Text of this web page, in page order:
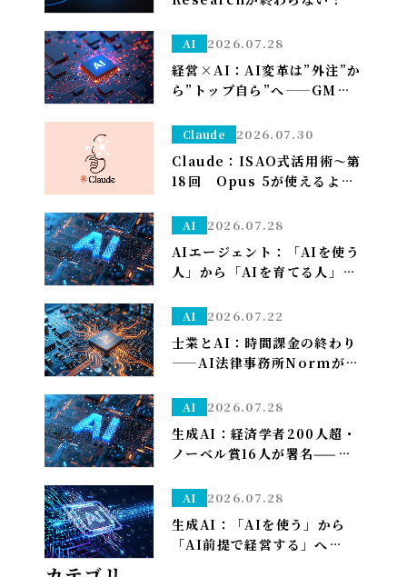
た1つ」のこと
AI 2026.07.28
経営×AI：AI変革は”外注”か
ら”トップ自ら”へ——GMO熊
任、社長がコードを書く
Claude 2026.07.30
Claude：ISAO式活用術～第
18回 Opus 5が使えるよう
ので改めて使い分けを考え直
Opus、「集める・手を動か
す」はSonnet～
AI 2026.07.28
AIエージェント：「AIを使う
人」から「AIを育てる人」へ
管理部はこう備える
AI 2026.07.22
士業とAI：時間課金の終わり
——AI法律事務所Normがユ
ぐ」への転換
AI 2026.07.28
生成AI：経済学者200人超・
ノーベル賞16人が署名——
AIの雇用喪失リスクに警鐘
AI 2026.07.28
生成AI：「AIを使う」から
「AI前提で経営する」へ——